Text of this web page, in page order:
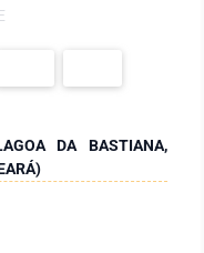
DA BASTIANA,